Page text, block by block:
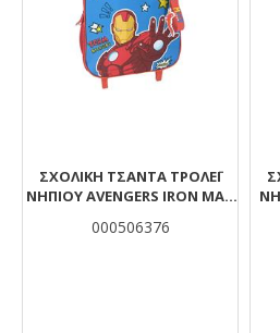
ΣΧΟΛΙΚΉ ΤΣΆΝΤΑ ΤΡΌΛΕΪ
ΝΗΠΊΟΥ AVENGERS IRON MAN
000506376